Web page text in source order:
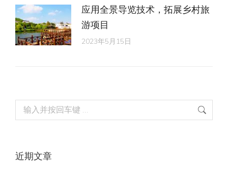
应用全景导览技术，拓展乡村旅
游项目
2023年5月15日
Search:
近期文章